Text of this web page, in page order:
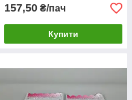
157,50 ₴/пач
Купити